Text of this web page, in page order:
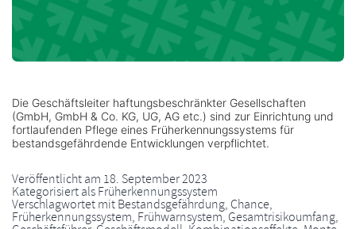
Die Geschäftsleiter haftungsbeschränkter Gesellschaften
(GmbH, GmbH & Co. KG, UG, AG etc.) sind zur Einrichtung und
fortlaufenden Pflege eines Früherkennungssystems für
bestandsgefährdende Entwicklungen verpflichtet.
Veröffentlicht am 18. September 2023
Kategorisiert alsFrüherkennungssystem
Verschlagwortet mitBestandsgefährdung, Chance,
Früherkennungssystem, Frühwarnsystem, Gesamtrisikoumfang,